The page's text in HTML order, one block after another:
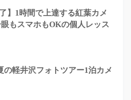
】1時間で上達する紅葉カメ
もスマホもOKの個人レッス
の軽井沢フォトツアー1泊カメ